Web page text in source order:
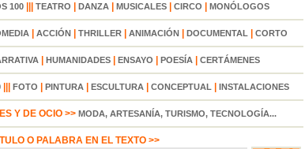
100||| TEATRO DANZA| MUSICALES| CIRCO MONÓLOGOS
ACCIÓN THRILLER ANIMACIÓN DOCUMENTAL CORTO
HUMANIDADES ENSAYO POESÍA CERTÁMENES
FOTO PINTURA ESCULTURA CONCEPTUAL INSTALACIONES
Y DE OCIO >> MODA, ARTESANÍA, TURISMO, TECNOLOGÍA...
O PALABRA EN EL TEXTO >>